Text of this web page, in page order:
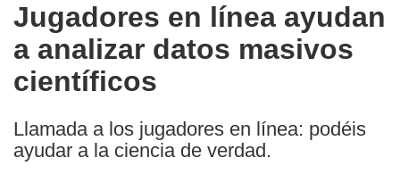
the
following
languages:
Jugadores en línea ayudan
a analizar datos masivos
científicos
Llamada a los jugadores en línea: podéis
ayudar a la ciencia de verdad.